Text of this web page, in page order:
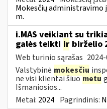
Mokesčių
m.
i.MAS veikiant su
galės teikti ir birželio
Web turinio sąrašas
Valstybinė mokesčių
ne visi klientai šiuometu
Išmaniosios...
Metai: 2024 Pagrindinis: